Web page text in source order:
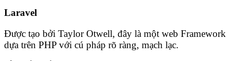
Laravel
Được tạo bởi Taylor Otwell, đây là một web Framework
dựa trên PHP với cú pháp rõ ràng, mạch lạc.